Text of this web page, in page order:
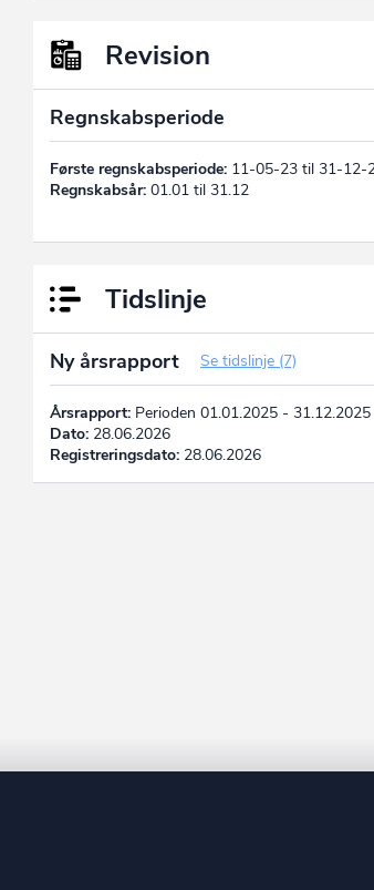
Revision
Regnskabsperiode
Første regnskabsperiode: 11-05-23 til 31-12-
Regnskabsår: 01.01 til 31.12
Tidslinje
Ny årsrapport Se tidslinje (7)
Årsrapport: Perioden 01.01.2025 -
Dato: 28.06.2026
Registreringsdato: 28.06.2026